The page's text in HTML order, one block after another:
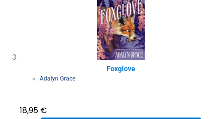
Foxglove
Adalyn Grace
18,95 €